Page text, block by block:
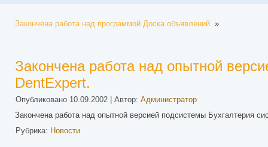
Закончена работа над программой Доска объявлений. »
Закончена работа над опытной
DentExpert.
Опубликовано 10.09.2002 Автор: Администратор
Закончена работа над опытной версией подсистемы Бухгалтерия
Рубрика: Новости